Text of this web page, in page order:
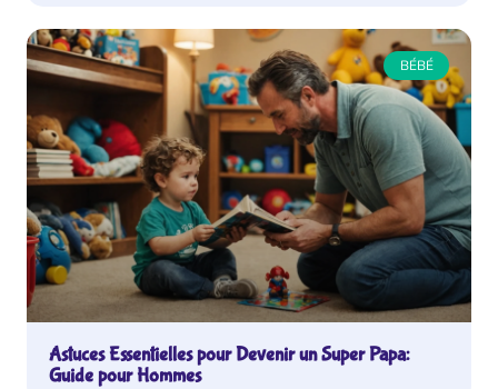
BÉBÉ
Astuces Essentielles pour Devenir un Super Papa:
Guide pour Hommes